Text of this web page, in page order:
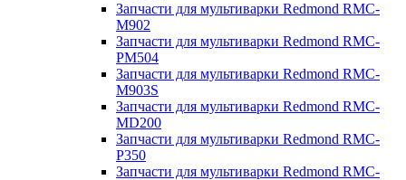
Запчасти для мультиварки Redmond RMC-
M902
Запчасти для мультиварки Redmond RMC-
PM504
Запчасти для мультиварки Redmond RMC-
M903S
Запчасти для мультиварки Redmond RMC-
MD200
Запчасти для мультиварки Redmond RMC-
P350
Запчасти для мультиварки Redmond RMC-